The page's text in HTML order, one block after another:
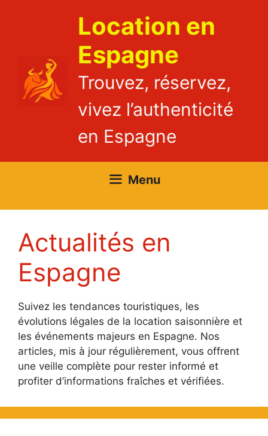
Location en
Espagne
Trouvez, réservez,
vivez l’authenticité
en Espagne
Menu
Actualités en
Espagne
Suivez les tendances touristiques, les
évolutions légales de la location saisonnière et
les événements majeurs en Espagne. Nos
articles, mis à jour régulièrement, vous offrent
une veille complète pour rester informé et
profiter d’informations fraîches et vérifiées.